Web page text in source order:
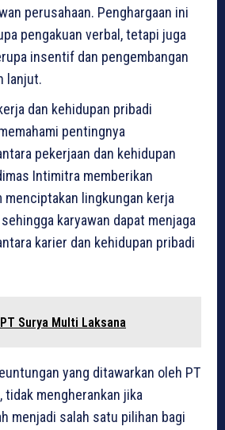
perusahaan. Penghargaan ini
pengakuan verbal, tetapi juga
insentif dan pengembangan
lanjut.
dan kehidupan pribadi
pentingnya
pekerjaan dan kehidupan
Intimitra memberikan
menciptakan lingkungan kerja
karyawan dapat menjaga
karier dan kehidupan pribadi
Surya Multi Laksana
yang ditawarkan oleh PT
tidak mengherankan jika
menjadi salah satu pilihan bagi